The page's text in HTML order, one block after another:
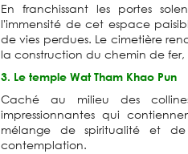
En franchissant les portes
l'immensité de cet espace
de vies perdues. Le cimetière
la construction du chemin de
3. Le temple Wat Tham Khao Pun
Caché au milieu des
impressionnantes qui
mélange de spiritualité et
contemplation.